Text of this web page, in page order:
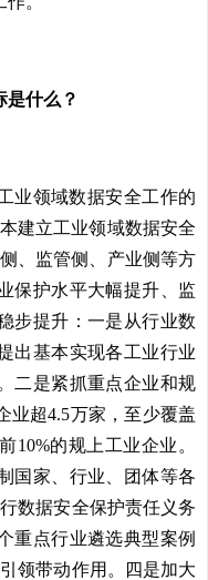
是什么？
业领域数据安全工作的
建立工业领域数据安全
、监管侧、产业侧等方
保护水平大幅提升、监
步提升：一是从行业数
出基本实现各工业行业
二是紧抓重点企业和规
业超4.5万家，至少覆盖
10%的规上工业企业。
国家、行业、团体等各
数据安全保护责任义务
重点行业遴选典型案例
领带动作用。四是加大